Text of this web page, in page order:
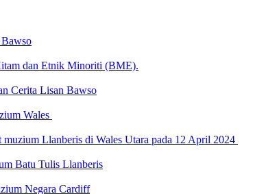
dan Etnik Minoriti (BME).
Cerita Lisan Bawso
Wales
muzium Llanberis di Wales Utara pada 12 April 2024
Batu Tulis Llanberis
Negara Cardiff